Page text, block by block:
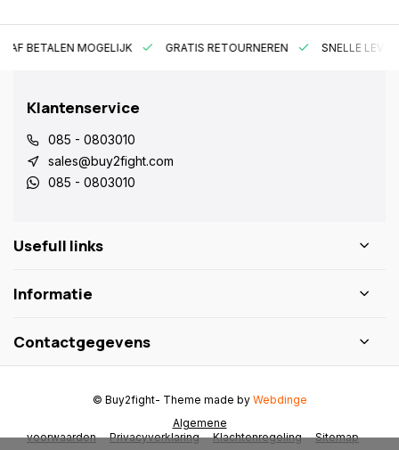
BETALEN MOGELIJK GRATIS RETOURNEREN SNELLE
Klantenservice
085 - 0803010
sales@buy2fight.com
085 - 0803010
Usefull links
Informatie
Contactgegevens
Algemene
voorwaarden
Privacyverklaring Klachtenregeling Sitemap
© Buy2fight- Theme made by Webdinge